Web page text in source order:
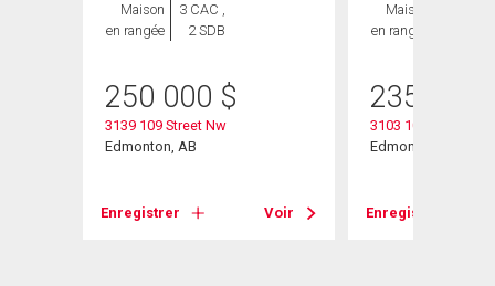
Maison
en rangée
3 CAC ,
2 SDB
250 000 $
3139 109 Street Nw
Edmonton, AB
Enregistrer Voir
Maison
en rangée
235 000
3103 109 Street
Edmonton, AB
Enregistrer